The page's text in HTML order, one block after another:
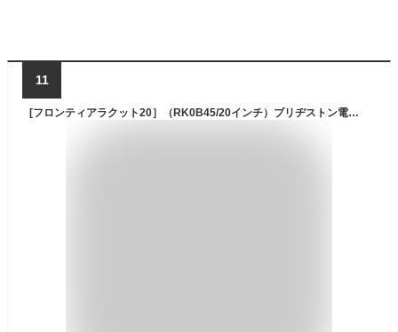
11
[フロンティアラクット20］（RK0B45/20インチ）ブリヂストン電動アシスト自転車【送料プランA】【関東/近畿は地方で送料異なる(注文後修正)】